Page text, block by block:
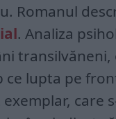
Romanul
. Analiza
ce lupta pe
care